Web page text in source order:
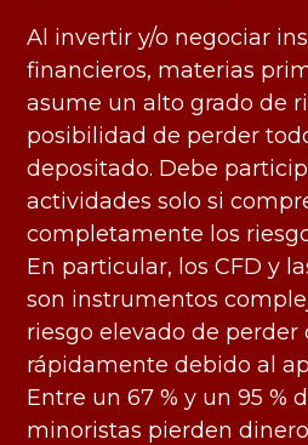
Al invertir y/o negociar
financieros, materias
asume un alto grado de
posibilidad de perder
depositado. Debe
actividades solo si
completamente los
En particular, los CFD y
son instrumentos
riesgo elevado de perder
rápidamente debido al
Entre un 67 % y un 95 %
minoristas pierden dinero